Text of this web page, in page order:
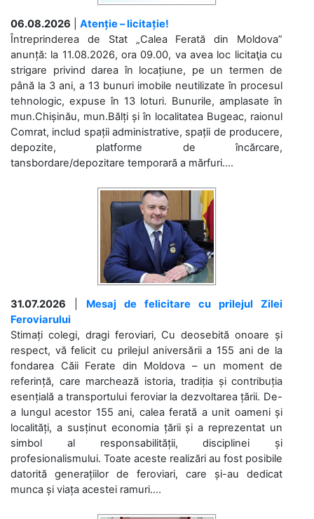
06.08.2026
Atenție – licitație!
Întreprinderea de Stat „Calea Ferată din Moldova”
anunță: la 11.08.2026, ora 09.00, va avea loc licitaţia cu
strigare privind darea în locațiune, pe un termen de
până la 3 ani, a 13 bunuri imobile neutilizate în procesul
tehnologic, expuse în 13 loturi. Bunurile, amplasate în
mun.Chișinău, mun.Bălți și în localitatea Bugeac, raionul
Comrat, includ spații administrative, spații de producere,
depozite, platforme de încărcare,
tansbordare/depozitare temporară a mărfuri....
31.07.2026
Mesaj de felicitare cu prilejul Zilei
Feroviarului
Stimați colegi, dragi feroviari, Cu deosebită onoare și
respect, vă felicit cu prilejul aniversării a 155 ani de la
fondarea Căii Ferate din Moldova – un moment de
referință, care marchează istoria, tradiția și contribuția
esențială a transportului feroviar la dezvoltarea țării. De-
a lungul acestor 155 ani, calea ferată a unit oameni și
localități, a susținut economia țării și a reprezentat un
simbol al responsabilității, disciplinei și
profesionalismului. Toate aceste realizări au fost posibile
datorită generațiilor de feroviari, care și-au dedicat
munca și viața acestei ramuri....